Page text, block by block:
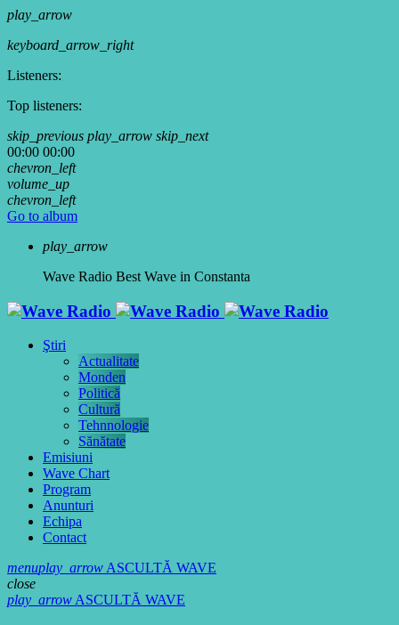
play_arrow
keyboard_arrow_right
Listeners:
Top listeners:
skip_previous play_arrow skip_next
00:00 00:00
chevron_left
volume_up
chevron_left
Go to album
play_arrow
Wave Radio Best Wave in Constanta
Ştiri
Actualitate
Monden
Politică
Cultură
Tehnnologie
Sănătate
Emisiuni
Wave Chart
Program
Anunturi
Echipa
Contact
menuplay_arrowASCULTĂ WAVE
close
play_arrowASCULTĂ WAVE